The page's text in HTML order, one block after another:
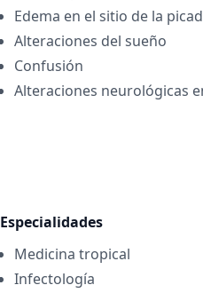
Edema en el sitio de la
Alteraciones del sueño
Confusión
Alteraciones neurológicas
Especialidades
Medicina tropical
Infectología